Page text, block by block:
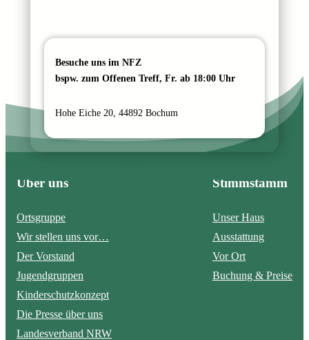
Besuche uns im NFZ
bspw. zum Offenen Treff, Fr. ab 18:00 Uhr
Hohe Eiche 20, 44892 Bochum
Über uns
Ortsgruppe
Wir stellen uns vor…
Der Vorstand
Jugendgruppen
Kinderschutzkonzept
Die Presse über uns
Landesverband NRW
Stimmstamm
Unser Haus
Ausstattung
Vor Ort
Buchung & Preise